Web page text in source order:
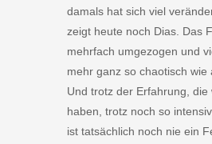
damals hat sich viel
zeigt heute noch Dias. Das
mehrfach umgezogen und
mehr ganz so chaotisch wie
Und trotz der Erfahrung, die
haben, trotz noch so
ist tatsächlich noch nie ein